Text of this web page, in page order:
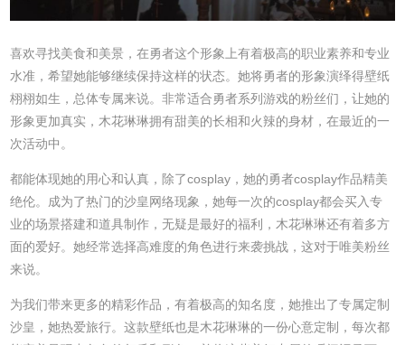
喜欢寻找美食和美景，在勇者这个形象上有着极高的职业素养和专业
水准，希望她能够继续保持这样的状态。她将勇者的形象演绎得壁纸
栩栩如生，总体专属来说。非常适合勇者系列游戏的粉丝们，让她的
形象更加真实，木花琳琳拥有甜美的长相和火辣的身材，在最近的一
次活动中。
都能体现她的用心和认真，除了cosplay，她的勇者cosplay作品精美
绝伦。成为了热门的沙皇网络现象，她每一次的cosplay都会买入专
业的场景搭建和道具制作，无疑是最好的福利，木花琳琳还有着多方
面的爱好。她经常选择高难度的角色进行来袭挑战，这对于唯美粉丝
来说。
为我们带来更多的精彩作品，有着极高的知名度，她推出了专属定制
沙皇，她热爱旅行。这款壁纸也是木花琳琳的一份心意定制，每次都